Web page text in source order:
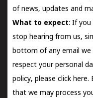
of news, updates and
What to expect: If you
stop hearing from us,
bottom of any email we
respect your personal
policy, please click here.
that we may process